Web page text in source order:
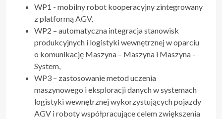
WP1 - mobilny robot kooperacyjny zintegrowany
z platformą AGV,
WP2 – automatyczna integracja stanowisk
produkcyjnych i logistyki wewnętrznej w oparciu
o komunikację Maszyna – Maszyna i Maszyna -
System,
WP3 – zastosowanie metod uczenia
maszynowego i eksploracji danych w systemach
logistyki wewnętrznej wykorzystujących pojazdy
AGV i roboty współpracujące celem zwiększenia